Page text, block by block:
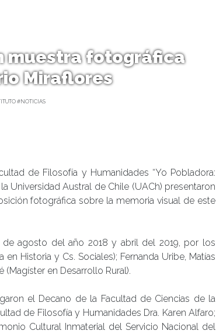
muestra fotográfica
Miraflores
#NOTICIAS
de Filosofía y Humanidades “Yo Pobladora:
Universidad Austral de Chile (UACh) presentaron
fotográfica sobre la memoria visual de este
agosto del año 2018 y abril del 2019, por los
Historia y Cs. Sociales); Fernanda Uribe, Matías
(Magíster en Desarrollo Rural).
el Decano de la Facultad de Ciencias de la
de Filosofía y Humanidades Dra. Karen Alfaro;
Cultural Inmaterial del Servicio Nacional del